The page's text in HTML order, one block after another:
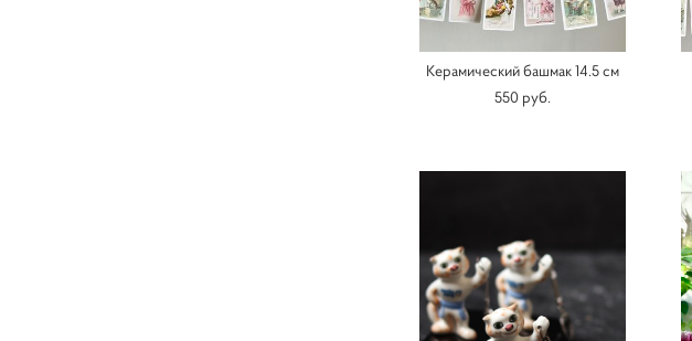
Керамический башмак 14.5 см
550 pуб.